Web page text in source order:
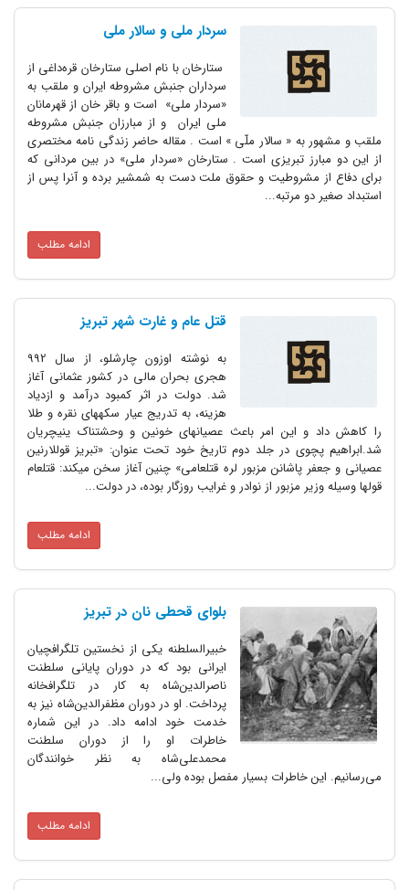
سردار ملی و سالار ملی
ستارخان با نام اصلی ستارخان قره‌داغی از
سرداران جنبش مشروطه ایران و ملقب به
«سردار ملی» است و باقر خان از قهرمانان
ملی ایران و از مبارزان جنبش مشروطه
ملقب و مشهور به « سالار ملّی » است . مقاله حاضر زندگی نامه مختصری
از این دو مبارز تبریزی است . ستارخان «سردار ملی» در بین مردانی که
برای دفاع از مشروطیت و حقوق ملت دست به شمشیر برده و آنرا پس از
استبداد صغیر دو مرتبه...
ادامه مطلب
قتل عام و غارت شهر تبریز
به نوشته اوزون چارشلو، از سال 992
هجری بحران مالی در کشور عثمانی آغاز
شد. دولت در اثر کمبود درآمد و ازدیاد
هزینه، به تدریج عیار سکههای نقره و طلا
را کاهش داد و این امر باعث عصیانهای خونین و وحشتناک ینیچریان
شد.ابراهیم پچوی در جلد دوم تاریخ خود تحت عنوان: «تبریز قوللارنین
عصیانی و جعفر پاشانن مزبور لره قتلعامی» چنین آغاز سخن میکند: قتلعام
قولها وسیله وزیر مزبور از نوادر و غرایب روزگار بوده، در دولت...
ادامه مطلب
بلوای‌ قحطی‌ نان‌ در تبریز
خبیرالسلطنه‌ یکی‌ از نخستین‌ تلگرافچیان‌
ایرانی‌ بود که‌ در دوران‌ پایانی‌ سلطنت‌
ناصرالدین‌شاه‌ به‌ کار در تلگرافخانه‌
پرداخت‌. او در دوران‌ مظفرالدین‌شاه‌ نیز به‌
خدمت‌ خود ادامه‌ داد. در این‌ شماره‌
خاطرات‌ او را از دوران‌ سلطنت‌
محمدعلی‌شاه‌ به‌ نظر خوانندگان‌
می‌رسانیم‌. این‌ خاطرات‌ بسیار مفصل‌ بوده‌ ولی‌...
ادامه مطلب